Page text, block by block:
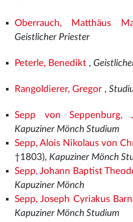
Oberrauch, Matthäus
Geistlicher Priester
Peterle, Benedikt,
Rangoldierer, Gregor,
Sepp von Seppenburg,
Kapuziner Mönch Studium
Sepp, Alois Nikolaus von
†1803), Kapuziner Mönch
Sepp, Johann Baptist
Kapuziner Mönch
Sepp, Joseph Cyriakus
Kapuziner Mönch Studium